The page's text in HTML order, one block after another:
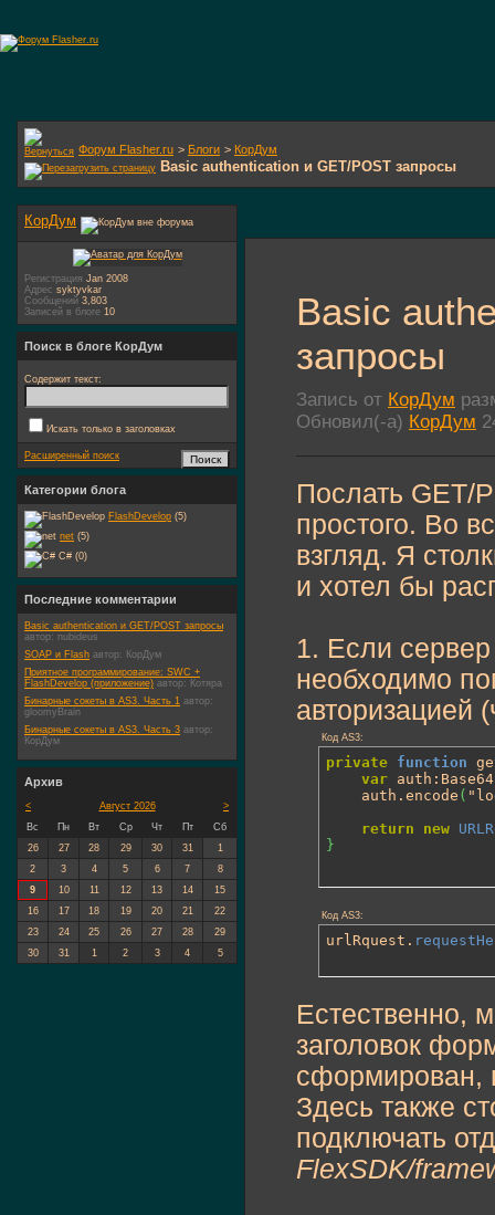
Форум Flasher.ru > Блоги > КорДум
Basic authentication и GET/POST запросы
Basic
запросы
Запись от КорДум
Обновил(-а) КорДум
Послать GET/
простого. Во
взгляд. Я
и хотел бы
1. Если
необходимо
авторизацией
Код AS3:
private function
var
	auth.encode
(
return
new
}
Код AS3:
urlRquest.
Естественно,
заголовок
сформирован,
Здесь также
подключать
FlexSDK/
КорДум
Регистрация Jan 2008
Адрес syktyvkar
Сообщений 3,803
Записей в блоге 10
Поиск в блоге КорДум
Содержит текст:
Искать только в заголовках
Расширенный поиск
Категории блога
FlashDevelop (5)
net (5)
C# (0)
Последние комментарии
Basic authentication и GET/POST запросы
автор: nubideus
SOAP и Flash автор: КорДум
Приятное программирование: SWC +
FlashDevelop (приложение) автор: Котяра
Бинарные сокеты в AS3. Часть 1 автор:
gloomyBrain
Бинарные сокеты в AS3. Часть 3 автор:
КорДум
Архив
< >
Август 2026
Вс
Пн Вт Ср Чт Пт
Сб
26
27 28 29 30 31
1
2
3 4 5 6 7
8
9
10 11 12 13 14
15
16
17 18 19 20 21
22
23
24 25 26 27 28
29
30
31 1 2 3 4 5